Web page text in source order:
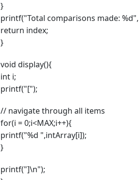
}
printf("Total comparisons made:
return index;
}
void display(){
int i;
printf("[");
// navigate through all items
for(i = 0;i<MAX;i++){
printf("%d ",intArray[i]);
}
printf("]\n");